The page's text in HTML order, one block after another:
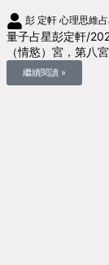
彭 定軒 心理思維
量子占星彭定軒/
（情慾）宮，第八
繼續閱讀 »